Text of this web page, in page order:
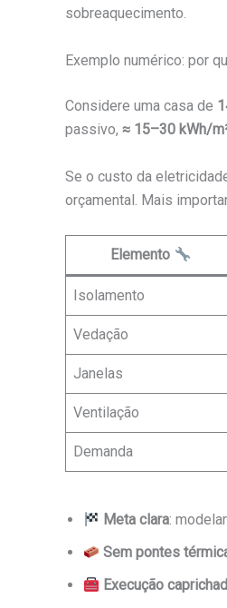
sobreaquecimento.
Exemplo numérico: por
Considere uma casa de
passivo, ≈ 15–30 kWh/
Se o custo da
orçamental. Mais
Elemento
Isolamento
Vedação
Janelas
Ventilação
Demanda
Meta clara:
Sem pontes
Execução